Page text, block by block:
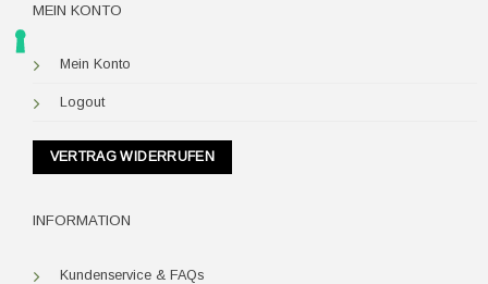
MEIN KONTO
Mein Konto
Logout
VERTRAG WIDERRUFEN
INFORMATION
Kundenservice & FAQs